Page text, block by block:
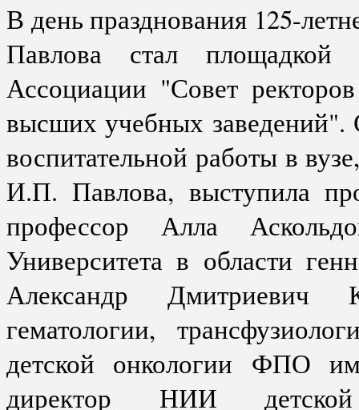
В день празднования 125-
Павлова стал площадкой
Ассоциации "Совет
высших учебных заведений".
воспитательной работы в
И.П. Павлова, выступила
профессор Алла
Университета в области
Александр Дмитриевич
гематологии,
детской онкологии ФПО
директор НИИ